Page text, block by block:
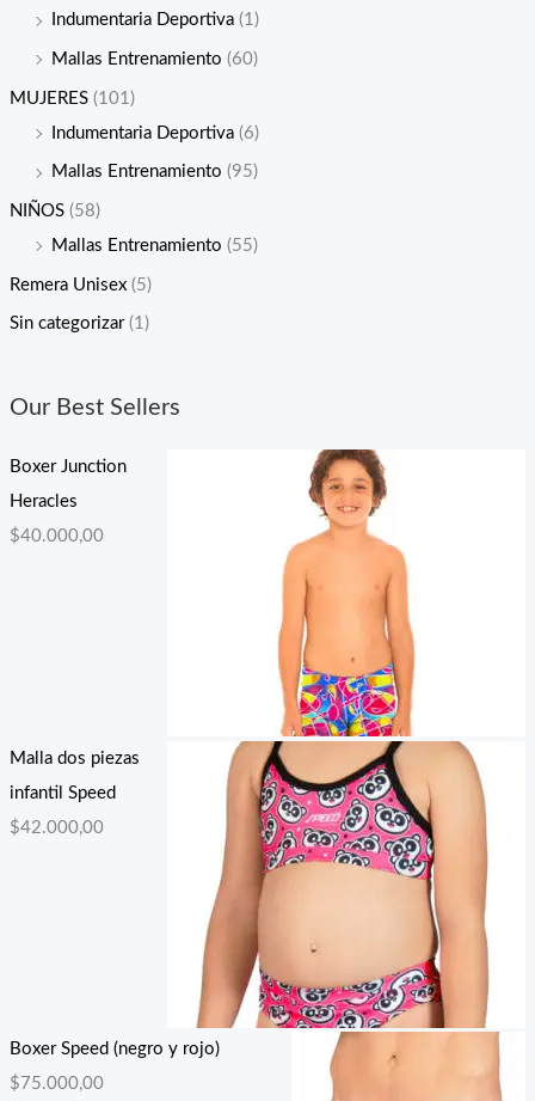
Indumentaria Deportiva (1)
Mallas Entrenamiento (60)
MUJERES (101)
Indumentaria Deportiva (6)
Mallas Entrenamiento (95)
NIÑOS (58)
Mallas Entrenamiento (55)
Remera Unisex (5)
Sin categorizar (1)
Our Best Sellers
Boxer Junction
Heracles
$40.000,00
Malla dos piezas
infantil Speed
$42.000,00
Boxer Speed (negro y rojo)
$ 75.000,00